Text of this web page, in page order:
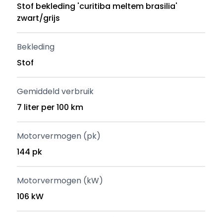
Stof bekleding 'curitiba meltem brasilia'
zwart/grijs
Bekleding
Stof
Gemiddeld verbruik
7 liter per 100 km
Motorvermogen (pk)
144 pk
Motorvermogen (kW)
106 kW